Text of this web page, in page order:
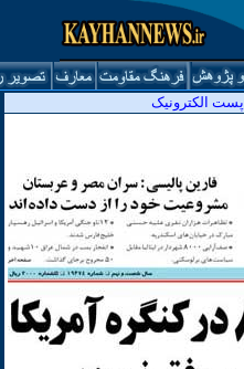
پست الکترونیک